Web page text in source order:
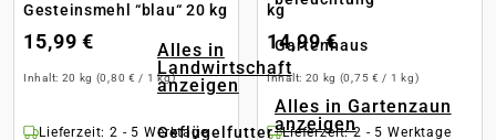
Alles in
Landwirtschaft
anzeigen
Geflügelfutter
Gartenhaus
Alles in Gartenzaun
anzeigen
Gesteinsmehl “blau“ 20 kg
15,99 €
Inhalt: 20 kg (0,80 € / 1 kg)
Lieferzeit: 2 - 5 Werktage
kg
14,99 €
Inhalt: 20 kg (0,75 € / 1 kg)
Lieferzeit: 2 - 5 Werktage